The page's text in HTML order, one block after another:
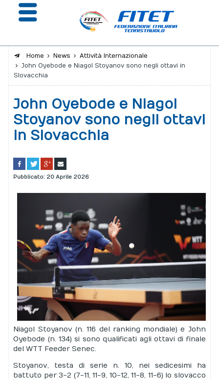
Giustizia
Safeguarding
Calendario
Portale risultati
Home News
Attività Internazionale
John Oyebode e Niagol Stoyanov sono negli ottavi in
Slovacchia
John Oyebode e Niagol
Stoyanov sono negli ottavi
in Slovacchia
Pubblicato: 20 Aprile 2026
Niagol Stoyanov (n. 116 del ranking mondiale) e John
Oyebode (n. 134) si sono qualificati agli ottavi di finale
del WTT Feeder Senec.
Stoyanov, testa di serie n. 10, nei sedicesimi ha
battuto per 3-2 (7-11, 11-9, 10-12, 11-8, 11-6) lo slovacco